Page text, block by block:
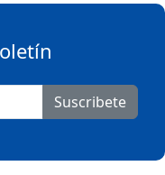
Suscribete